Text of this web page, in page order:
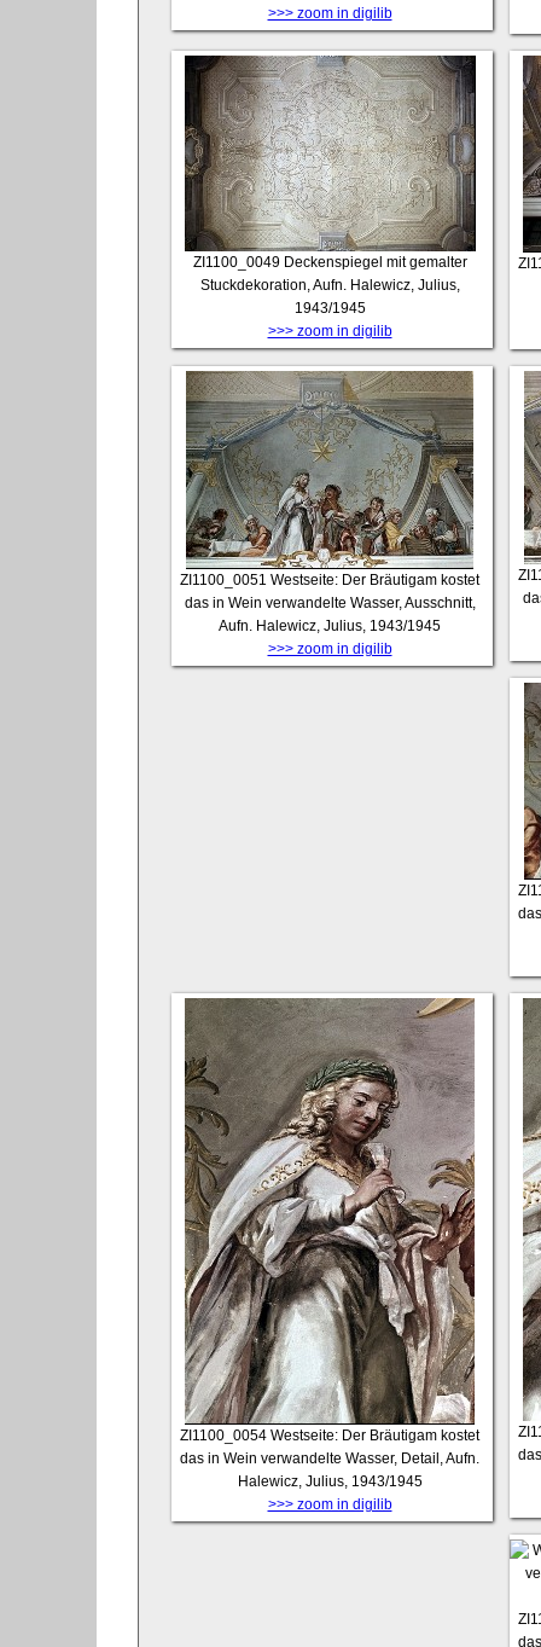
>>> zoom in digilib
ZI1100_0049 Deckenspiegel mit gemalter
Stuckdekoration, Aufn. Halewicz, Julius,
1943/1945
>>> zoom in digilib
ZI1100_0051 Westseite: Der Bräutigam kostet
das in Wein verwandelte Wasser, Ausschnitt,
Aufn. Halewicz, Julius, 1943/1945
>>> zoom in digilib
ZI1100_0054 Westseite: Der Bräutigam kostet
das in Wein verwandelte Wasser, Detail, Aufn.
Halewicz, Julius, 1943/1945
>>> zoom in digilib